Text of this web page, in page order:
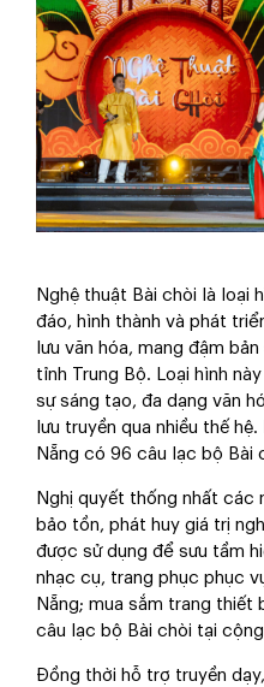
Nghệ thuật Bài chòi là loại
đáo, hình thành và phát
lưu văn hóa, mang đậm
tỉnh Trung Bộ. Loại hình
sự sáng tạo, đa dạng văn
lưu truyền qua nhiều thế
Nẵng có 96 câu lạc bộ Bài
Nghị quyết thống nhất các
bảo tồn, phát huy giá trị
được sử dụng để sưu tầm
nhạc cụ, trang phục phục
Nẵng; mua sắm trang
câu lạc bộ Bài chòi tại
Đồng thời hỗ trợ truyền